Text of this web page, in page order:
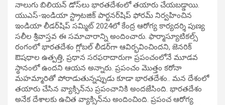
నాలుగు బిలియన్ డోస్‌లు భారతదేశంలో తయారు చేయబడ్డాయి.
యుఎస్-ఇండియా స్ట్రాటజిక్ పార్టనర్‌షిప్ ఫోరమ్ నిర్వహించిన
ఇండియా లీడర్‌షిప్ సమ్మిట్ 2024లో కేంద్ర ఆరోగ్య కార్యదర్శి పుణ్య
సలీల శ్రీవాస్తవ ఈ సమాచారాన్ని అందించారు. ఫార్మాస్యూటికల్స్
రంగంలో భారతదేశం గ్లోబల్ లీడర్‌గా ఆవిర్భవించిందని, జెనరిక్
ఔషధాల ఉత్పత్తి, ప్రధాన సరఫరాదారుగా ప్రపంచంలోనే మూడవ
స్థానంలో ఉందని ఆయన అన్నారు. ప్రపంచం మొత్తం కరోనా
మహమ్మారితో పోరాడుతున్నప్పుడు కూడా భారతదేశం.. మన దేశంలో
తయారు చేసిన వ్యాక్సిన్‌ను ప్రపంచానికి అందజేసింది. భారతదేశం
అనేక దేశాలకు ఉచిత వ్యాక్సిన్‌ను అందించింది. ప్రపంచ ఆరోగ్య